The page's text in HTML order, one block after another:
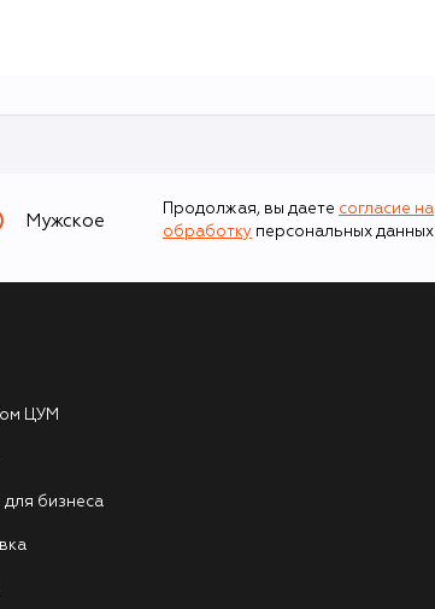
Мужское
Продолжая, вы даете согласие на
обработку персональных данных
ЦУМ
для бизнеса